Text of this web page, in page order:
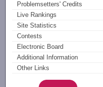
Problemsetters' Credits
Live Rankings
Site Statistics
Contests
Electronic Board
Additional Information
Other Links